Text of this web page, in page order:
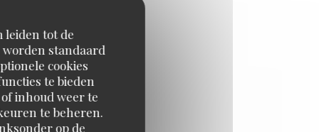
leiden tot de
standaard
cookies
te bieden
inhoud weer te
te beheren.
op de
27,00 EUR